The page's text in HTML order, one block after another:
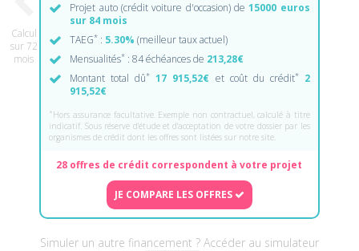
Calcul
sur 72
mois
Projet auto (crédit voiture d'occasion) de15000 euros
sur 84 mois
TAEG* : 5.30% (meilleur taux actuel)
Mensualités* : 84 échéances de 213,28€
Montant total dû* 17 915,52€ et coût du crédit*
2
915,52€
* Hors assurance facultative. Exemple non contractuel, calculé à titre
indicatif. Sous réserve d'étude et d'acceptation de votre dossier par les
organismes de crédit dont les offres sont listées sur notre site.
28 offres de crédit correspondent à votre projet
JE COMPARE LES OFFRES
Simuler un autre financement ? Accéder au simulateur